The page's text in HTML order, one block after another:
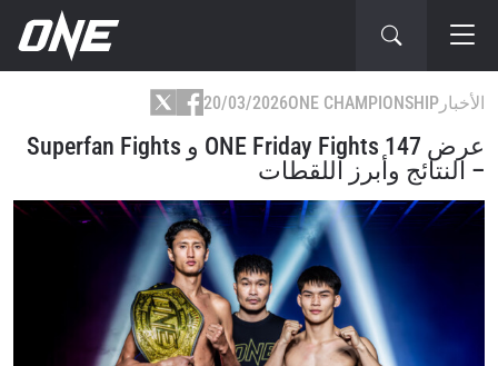
الأخبار ONE CHAMPIONSHIP
20/03/2026
عرض ONE Friday Fights 147 و Superfan Fights
– النتائج وأبرز اللقطات